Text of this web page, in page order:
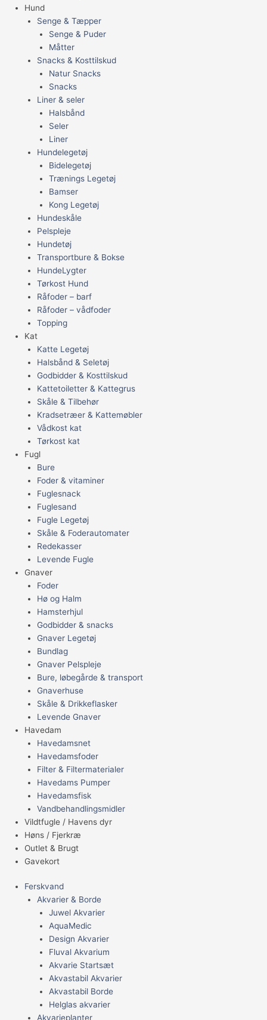
Hund
Senge & Tæpper
Senge & Puder
Måtter
Snacks & Kosttilskud
Natur Snacks
Snacks
Liner & seler
Halsbånd
Seler
Liner
Hundelegetøj
Bidelegetøj
Trænings Legetøj
Bamser
Kong Legetøj
Hundeskåle
Pelspleje
Hundetøj
Transportbure & Bokse
HundeLygter
Tørkost Hund
Råfoder – barf
Råfoder – vådfoder
Topping
Kat
Katte Legetøj
Halsbånd & Seletøj
Godbidder & Kosttilskud
Kattetoiletter & Kattegrus
Skåle & Tilbehør
Kradsetræer & Kattemøbler
Vådkost kat
Tørkost kat
Fugl
Bure
Foder & vitaminer
Fuglesnack
Fuglesand
Fugle Legetøj
Skåle & Foderautomater
Redekasser
Levende Fugle
Gnaver
Foder
Hø og Halm
Hamsterhjul
Godbidder & snacks
Gnaver Legetøj
Bundlag
Gnaver Pelspleje
Bure, løbegårde & transport
Gnaverhuse
Skåle & Drikkeflasker
Levende Gnaver
Havedam
Havedamsnet
Havedamsfoder
Filter & Filtermaterialer
Havedams Pumper
Havedamsfisk
Vandbehandlingsmidler
Vildtfugle / Havens dyr
Høns / Fjerkræ
Outlet & Brugt
Gavekort
Ferskvand
Akvarier & Borde
Juwel Akvarier
AquaMedic
Design Akvarier
Fluval Akvarium
Akvarie Startsæt
Akvastabil Akvarier
Akvastabil Borde
Helglas akvarier
Akvarieplanter